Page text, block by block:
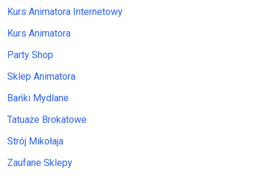
Kurs Animatora Internetowy
Kurs Animatora
Party Shop
Sklep Animatora
Bańki Mydlane
Tatuaże Brokatowe
Strój Mikołaja
Zaufane Sklepy